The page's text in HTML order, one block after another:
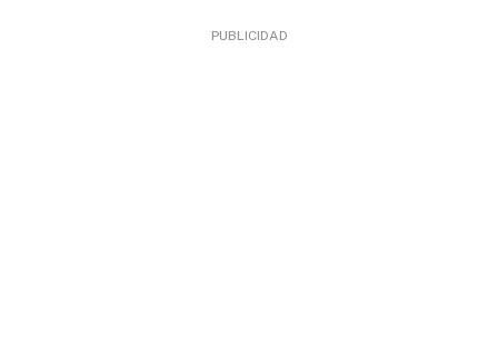
PUBLICIDAD